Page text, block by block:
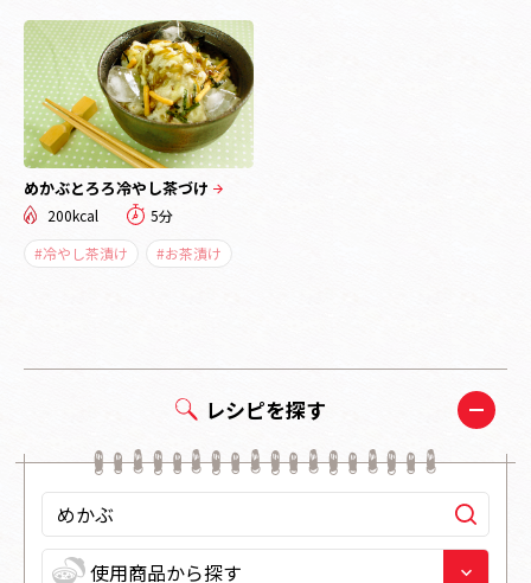
めかぶとろろ冷やし茶づけ
200kcal
5分
#冷やし茶漬け
#お茶漬け
レシピを探す